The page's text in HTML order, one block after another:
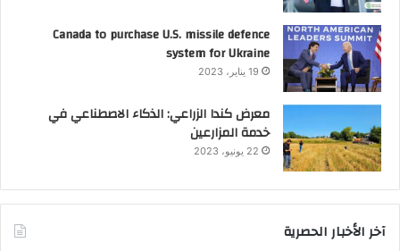
Canada to purchase U.S. missile defence
system for Ukraine
19 يناير، 2023
معرض كندا الزراعي: الذكاء الاصطناعي في
خدمة المزارعين
22 يونيو، 2023
آخر الأخبار الحصرية